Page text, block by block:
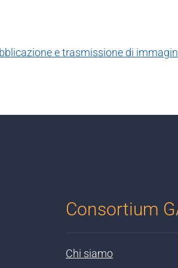
e trasmissione di
Consortium
Chi siamo